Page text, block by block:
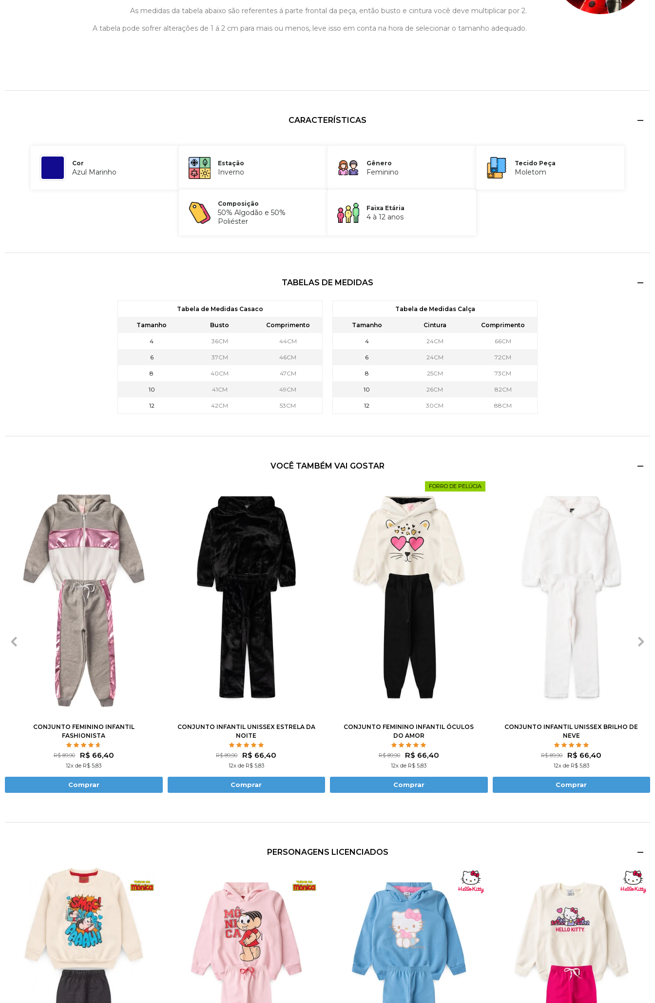
As medidas da tabela abaixo são referentes á parte frontal da peça, então busto e cintura você deve multiplicar por 2.
A tabela pode sofrer alterações de 1 á 2 cm para mais ou menos, leve isso em conta na hora de selecionar o tamanho adequado.
CARACTERÍSTICAS
Cor
Azul Marinho
Estação
Inverno
Gênero
Feminino
Tecido Peça
Moletom
Composição
50% Algodão e 50%
Poliéster
Faixa Etária
4 à 12 anos
TABELAS DE MEDIDAS
Tabela de Medidas Casaco
Tamanho Busto Comprimento
4 36CM 44CM
6 37CM 46CM
8 40CM 47CM
10 41CM 49CM
12 42CM 53CM
Tabela de Medidas Calça
Tamanho Cintura Comprimento
4 24CM 66CM
6 24CM 72CM
8 25CM 73CM
10 26CM 82CM
12 30CM 88CM
VOCÊ TAMBÉM VAI GOSTAR
6 10
CONJUNTO FEMININO INFANTIL
FASHIONISTA
R$ 89,90 R$ 66,40
12x de R$ 5,83
Comprar
CONJUNTO INFANTIL UNISSEX ESTRELA DA
NOITE
R$ 89,90 R$ 66,40
12x de R$ 5,83
Comprar
FORRO DE PELÚCIA
CONJUNTO FEMININO INFANTIL ÓCULOS
DO AMOR
R$ 89,90 R$ 66,40
12x de R$ 5,83
Comprar
CONJUNTO INFANTIL UNISSEX BRILHO DE
NEVE
R$ 89,90 R$ 66,40
12x de R$ 5,83
Comprar
PERSONAGENS LICENCIADOS